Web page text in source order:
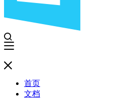
首页
文档